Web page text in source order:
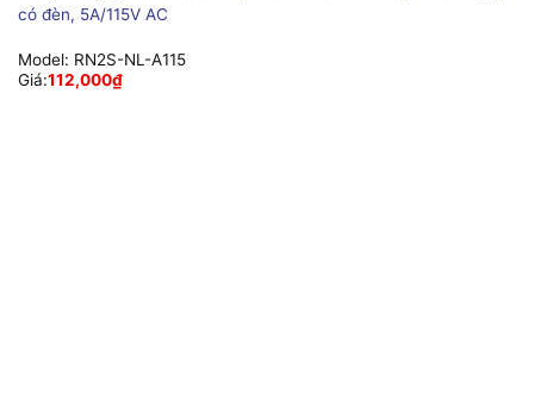
có đèn, 5A/115V AC
Model: RN2S-NL-A115
Giá:112,000₫